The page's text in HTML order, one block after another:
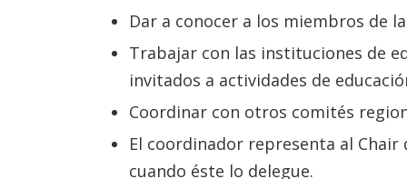
Dar a conocer a los miembros de
Trabajar con las instituciones de
invitados a actividades de
Coordinar con otros comités
El coordinador representa al
cuando éste lo delegue.